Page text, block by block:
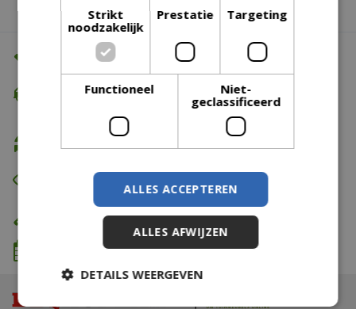
Altijd de beste prijs
Gratis verzending
Eerst zien dan betalen
Eigen bezorg- & installatieservice
We komen wanneer het jou uitkomt
Strikt
noodzakelijk
Prestatie Targeting
Functioneel
Niet-
geclassificeerd
ALLES ACCEPTEREN
ALLES AFWIJZEN
DETAILS WEERGEVEN